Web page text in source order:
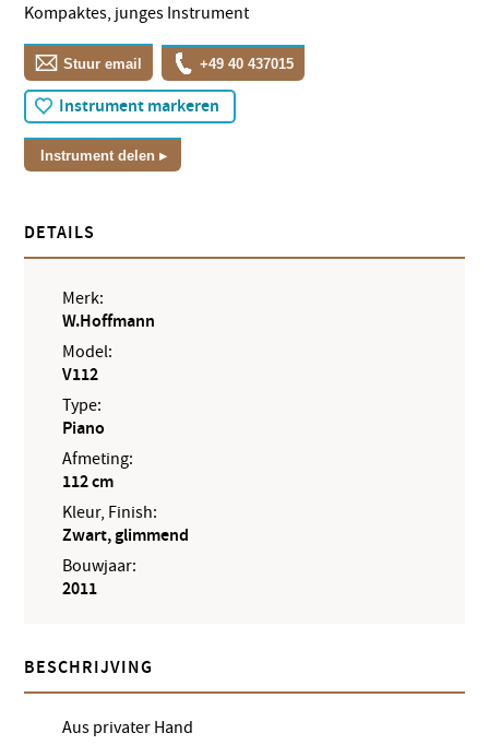
Kompaktes, junges Instrument
Stuur email +49 40 437015
Instrument markeren
Instrument delen
DETAILS
Merk:
W.Hoffmann
Model:
V112
Type:
Piano
Afmeting:
112 cm
Kleur, Finish:
Zwart, glimmend
Bouwjaar:
2011
BESCHRIJVING
Aus privater Hand